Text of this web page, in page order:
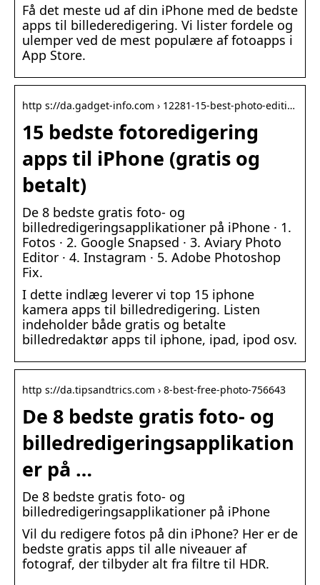
Få det meste ud af din iPhone med de bedste
apps til billederedigering. Vi lister fordele og
ulemper ved de mest populære af fotoapps i
App Store.
http s://da.gadget-info.com › 12281-15-best-photo-editi…
15 bedste fotoredigering
apps til iPhone (gratis og
betalt)
De 8 bedste gratis foto- og
billedredigeringsapplikationer på iPhone · 1.
Fotos · 2. Google Snapsed · 3. Aviary Photo
Editor · 4. Instagram · 5. Adobe Photoshop
Fix.
I dette indlæg leverer vi top 15 iphone
kamera apps til billedredigering. Listen
indeholder både gratis og betalte
billedredaktør apps til iphone, ipad, ipod osv.
http s://da.tipsandtrics.com › 8-best-free-photo-756643
De 8 bedste gratis foto- og
billedredigeringsapplikation
er på …
De 8 bedste gratis foto- og
billedredigeringsapplikationer på iPhone
Vil du redigere fotos på din iPhone? Her er de
bedste gratis apps til alle niveauer af
fotograf, der tilbyder alt fra filtre til HDR.